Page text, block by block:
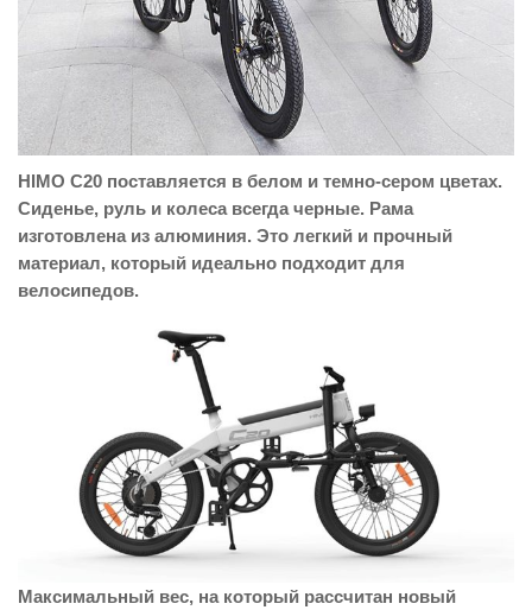
HIMO C20 поставляется в белом и темно-сером цветах.
Сиденье, руль и колеса всегда черные. Рама
изготовлена из алюминия. Это легкий и прочный
материал, который идеально подходит для
велосипедов.
Максимальный вес, на который рассчитан новый